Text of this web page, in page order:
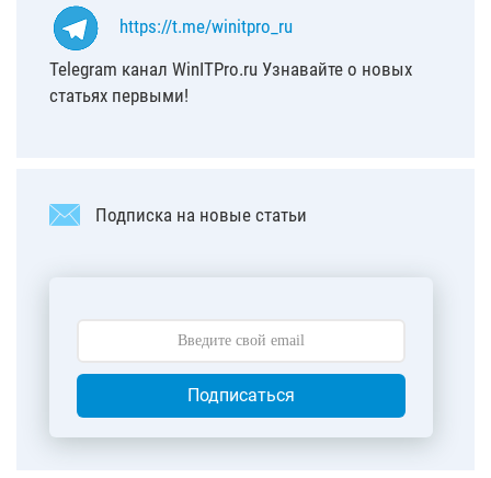
https://t.me/winitpro_ru
Telegram канал WinITPro.ru Узнавайте о новых
статьях первыми!
Подписка на новые статьи
Подписаться